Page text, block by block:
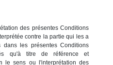
des présentes Conditions
contre la partie qui les a
dans les présentes Conditions
qu'à titre de référence et
le sens ou l'interprétation des